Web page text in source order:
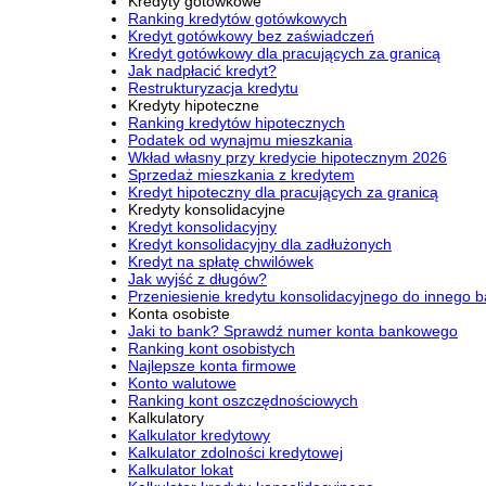
Ranking kredytów gotówkowych
Kredyt gotówkowy bez zaświadczeń
Kredyt gotówkowy dla pracujących za granicą
Jak nadpłacić kredyt?
Restrukturyzacja kredytu
Kredyty hipoteczne
Ranking kredytów hipotecznych
Podatek od wynajmu mieszkania
Wkład własny przy kredycie hipotecznym 2026
Sprzedaż mieszkania z kredytem
Kredyt hipoteczny dla pracujących za granicą
Kredyty konsolidacyjne
Kredyt konsolidacyjny
Kredyt konsolidacyjny dla zadłużonych
Kredyt na spłatę chwilówek
Jak wyjść z długów?
Przeniesienie kredytu konsolidacyjnego do innego
Konta osobiste
Jaki to bank? Sprawdź numer konta bankowego
Ranking kont osobistych
Najlepsze konta firmowe
Konto walutowe
Ranking kont oszczędnościowych
Kalkulatory
Kalkulator kredytowy
Kalkulator zdolności kredytowej
Kalkulator lokat